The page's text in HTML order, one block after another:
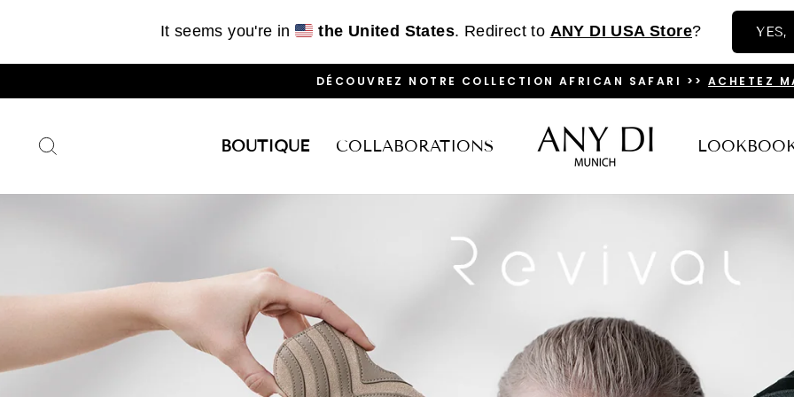
It seems you're in the United States. Redirect to ANY DI USA Store? YES,
DIAPORAMA
ABONNEZ-VOUS À NOTRE NEWSLETTERET BÉNÉFICIEZ D'UNE
BOUTIQUE COLLABORATIONS